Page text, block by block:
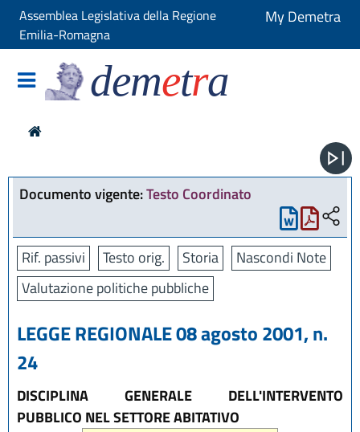
Assemblea Legislativa della Regione
Emilia-Romagna
My Demetra
demetra
Documento vigente:Testo Coordinato
Rif. passivi Testo orig. Storia
Nascondi Note
Valutazione politiche pubbliche
LEGGE REGIONALE 08 agosto 2001, n.
24
DISCIPLINA GENERALE DELL'INTERVENTO
PUBBLICO NEL SETTORE ABITATIVO